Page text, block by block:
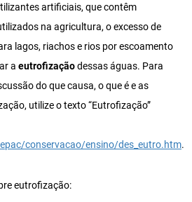
artificiais, que contêm
na agricultura, o excesso de
lagos, riachos e rios por escoamento
a eutrofizaçãodessas águas. Para
do que causa, o que é e as
utilize o texto “Eutrofização”
conservacao/ensino/des_eutro.htm.
eutrofização: